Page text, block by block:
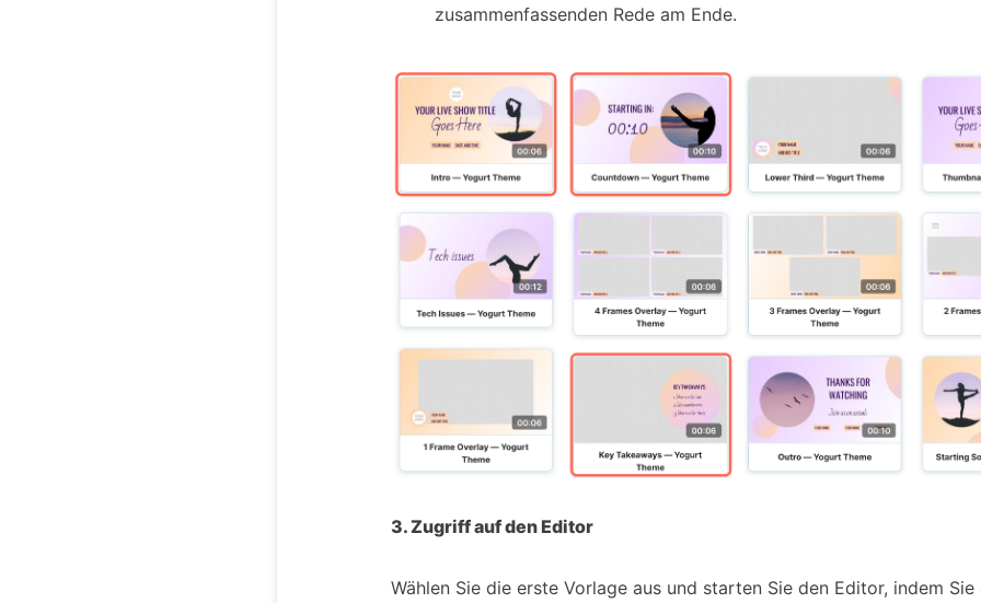
zusammenfassenden Rede am Ende.
3. Zugriff auf den Editor
Wählen Sie die erste Vorlage aus und starten Sie den Editor, indem Sie